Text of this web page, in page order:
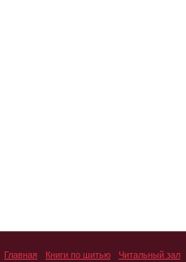
Главная
Книги по шитью Читальный зал